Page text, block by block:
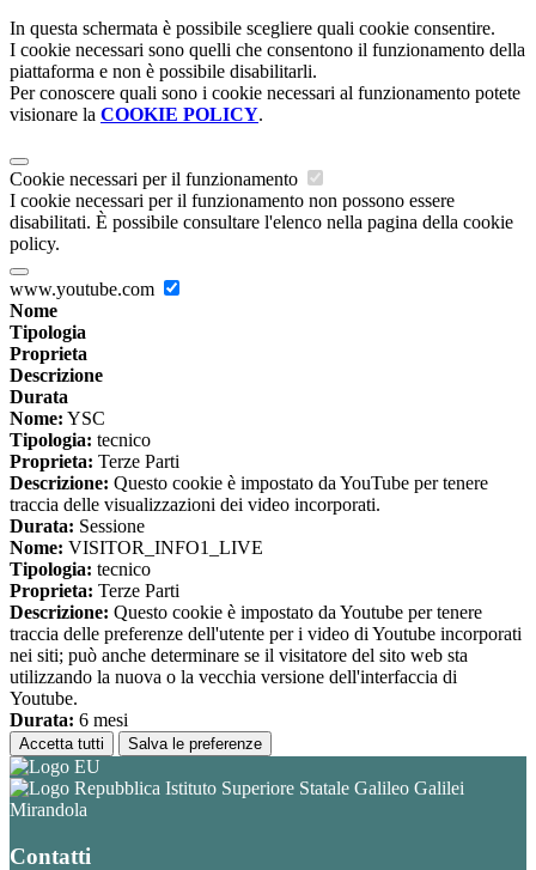
In questa schermata è possibile scegliere quali cookie consentire.
I cookie necessari sono quelli che consentono il funzionamento della
piattaforma e non è possibile disabilitarli.
Per conoscere quali sono i cookie necessari al funzionamento potete
visionare la COOKIE POLICY.
Cookie necessari per il funzionamento
I cookie necessari per il funzionamento non possono essere
disabilitati. È possibile consultare l'elenco nella pagina della cookie
policy.
www.youtube.com
Nome
Tipologia
Proprieta
Descrizione
Durata
Nome: YSC
Tipologia: tecnico
Proprieta: Terze Parti
Descrizione: Questo cookie è impostato da YouTube per tenere
traccia delle visualizzazioni dei video incorporati.
Durata: Sessione
Nome: VISITOR_INFO1_LIVE
Tipologia: tecnico
Proprieta: Terze Parti
Descrizione: Questo cookie è impostato da Youtube per tenere
traccia delle preferenze dell'utente per i video di Youtube incorporati
nei siti; può anche determinare se il visitatore del sito web sta
utilizzando la nuova o la vecchia versione dell'interfaccia di
Youtube.
Durata: 6 mesi
Accetta tutti Salva le preferenze
Istituto Superiore Statale Galileo Galilei
Mirandola
Contatti